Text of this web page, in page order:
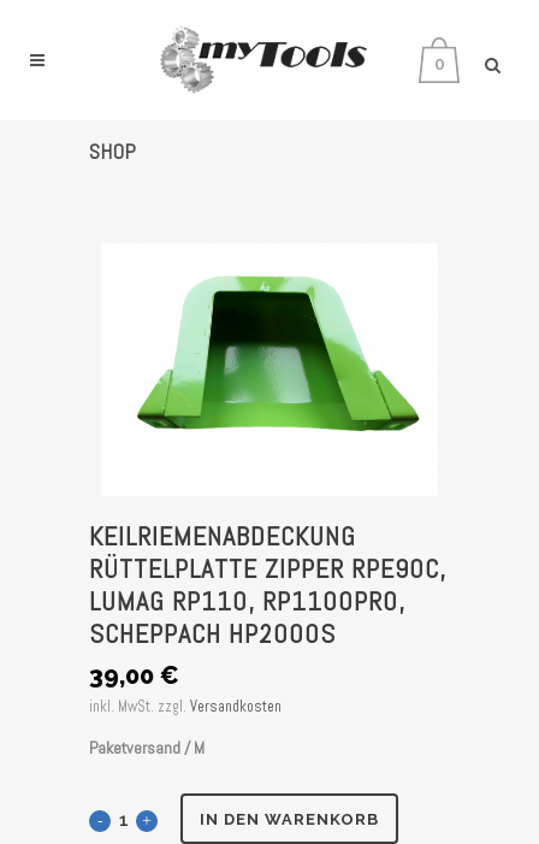
0
SHOP
KEILRIEMENABDECKUNG
RÜTTELPLATTE ZIPPER RPE90C,
LUMAG RP110, RP1100PRO,
SCHEPPACH HP2000S
39,00 €
inkl. MwSt. zzgl. Versandkosten
Paketversand / M
KeilriemenabdeckungIN DEN WARENKORB